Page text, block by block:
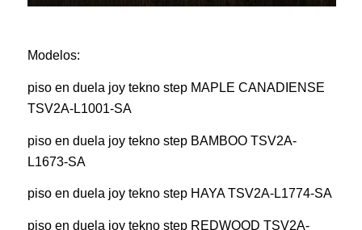
Modelos:
piso en duela joy tekno step MAPLE CANADIENSE
TSV2A-L1001-SA
piso en duela joy tekno step BAMBOO TSV2A-
L1673-SA
piso en duela joy tekno step HAYA TSV2A-L1774-SA
piso en duela joy tekno step REDWOOD TSV2A-